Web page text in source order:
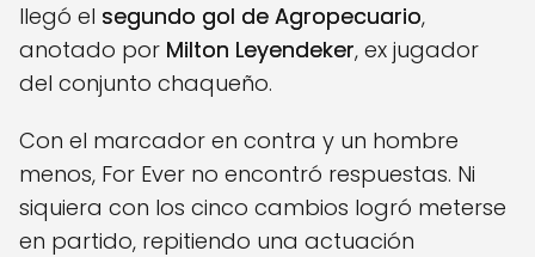
llegó el segundo gol de Agropecuario,
anotado por Milton Leyendeker, ex jugador
del conjunto chaqueño.
Con el marcador en contra y un hombre
menos, For Ever no encontró respuestas. Ni
siquiera con los cinco cambios logró meterse
en partido, repitiendo una actuación